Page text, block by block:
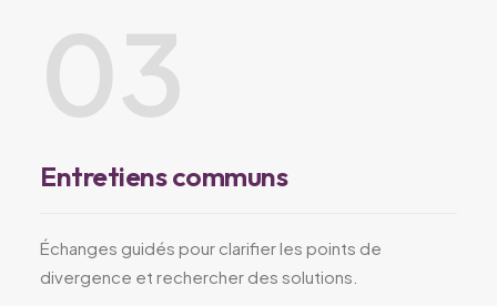
03
Entretiens communs
Échanges guidés pour clarifier les points de
divergence et rechercher des solutions.